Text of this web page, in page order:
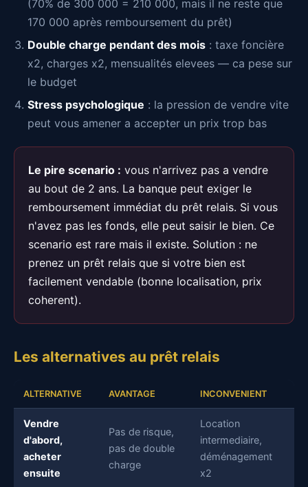
(70% de 300 000 = 210 000, mais il ne reste que
170 000 après remboursement du prêt)
Double charge pendant des mois : taxe foncière
x2, charges x2, mensualités elevees — ca pese sur
le budget
Stress psychologique : la pression de vendre vite
peut vous amener a accepter un prix trop bas
Le pire scenario : vous n'arrivez pas a vendre
au bout de 2 ans. La banque peut exiger le
remboursement immédiat du prêt relais. Si vous
n'avez pas les fonds, elle peut saisir le bien. Ce
scenario est rare mais il existe. Solution : ne
prenez un prêt relais que si votre bien est
facilement vendable (bonne localisation, prix
coherent).
Les alternatives au prêt relais
ALTERNATIVE AVANTAGE INCONVENIENT
Vendre
d'abord,
acheter
ensuite
Pas de risque,
pas de double
charge
Location
intermediaire,
déménagement
x2